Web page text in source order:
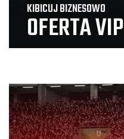
KIBICUJ BIZNESOWO
OFERTA VIP